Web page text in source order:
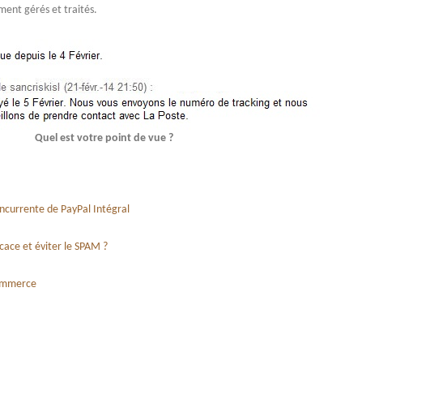
gérés et traités.
Quel est votre point de vue ?
de PayPal Intégral
et éviter le SPAM ?